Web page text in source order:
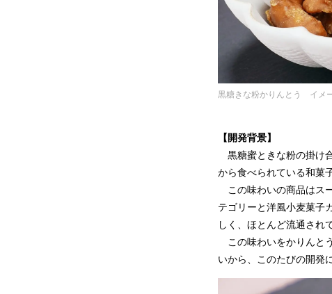
黒糖きな粉かりんとう イメ
【開発背景】
黒糖蜜ときな粉の掛け
から食べられている和菓
この味わいの商品はス
テゴリーと洋風小麦菓子
しく、ほとんど流通され
この味わいをかりんと
いから、このたびの開発